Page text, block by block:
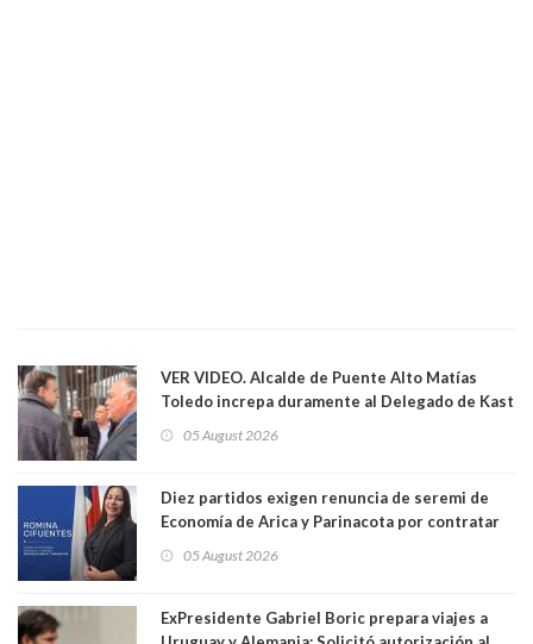
VER VIDEO. Alcalde de Puente Alto Matías
Toledo increpa duramente al Delegado de Kast
delegado nuevamente arrancando"
05 August 2026
Diez partidos exigen renuncia de seremi de
Economía de Arica y Parinacota por contratar
una militante de RN, detenida con 47 kilos de
05 August 2026
ExPresidente Gabriel Boric prepara viajes a